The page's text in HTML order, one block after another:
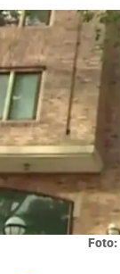
Foto: